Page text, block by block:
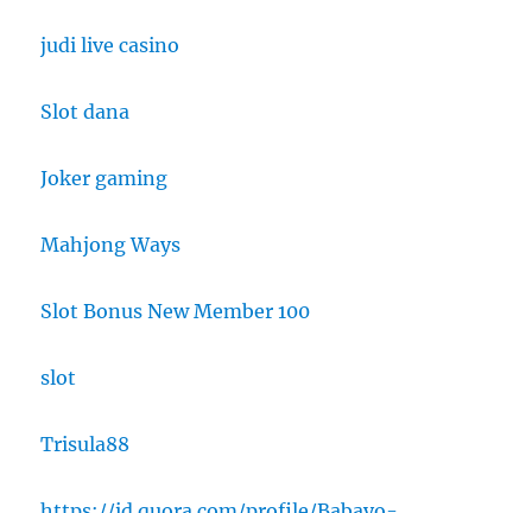
judi live casino
Slot dana
Joker gaming
Mahjong Ways
Slot Bonus New Member 100
slot
Trisula88